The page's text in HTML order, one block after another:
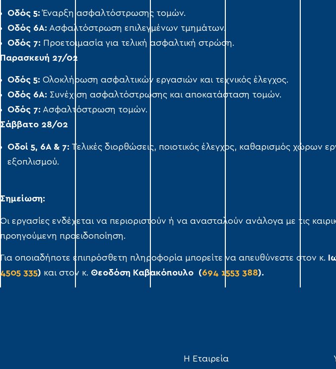
Οδός 5: Έναρξη ασφαλτόστρωσης τομών.
Οδός 6Α: Ασφαλτόστρωση επιλεγμένων τμημάτων.
Οδός 7: Προετοιμασία για τελική ασφαλτική στρώση.
Παρασκευή 27/02
Οδός 5: Ολοκλήρωση ασφαλτικών εργασιών και τεχνικός έλεγχος.
Οδός 6Α: Συνέχιση ασφαλτόστρωσης και αποκατάσταση τομών.
Οδός 7: Ασφαλτόστρωση τομών.
Σάββατο 28/02
Οδοί 5, 6Α & 7: Τελικές διορθώσεις, ποιοτικός έλεγχος, καθαρισμός χώρων
εξοπλισμού.
Σημείωση:
Οι εργασίες ενδέχεται να περιοριστούν ή να ανασταλούν ανάλογα με τις
προηγούμενη προειδοποίηση.
Για οποιαδήποτε επιπρόσθετη πληροφορία μπορείτε να απευθύνεστε στον κ.
4505 335) και στον κ. Θεοδόση Καβακόπουλο (694 1553 388).
Η Εταιρεία